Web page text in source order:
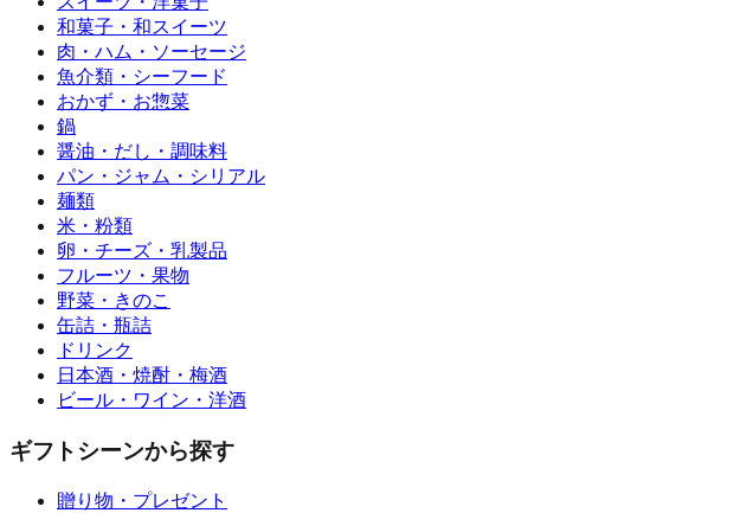
和菓子・和スイーツ
肉・ハム・ソーセージ
魚介類・シーフード
おかず・お惣菜
鍋
醤油・だし・調味料
パン・ジャム・シリアル
麺類
米・粉類
卵・チーズ・乳製品
フルーツ・果物
野菜・きのこ
缶詰・瓶詰
ドリンク
日本酒・焼酎・梅酒
ビール・ワイン・洋酒
ギフトシーンから探す
贈り物・プレゼント